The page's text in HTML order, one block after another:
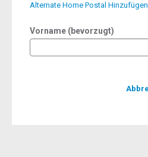
Alternate Home Postal Hinzufügen
Vorname (bevorzugt)